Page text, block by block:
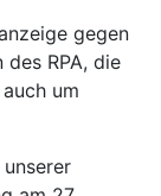
gegen
RPA, die
um